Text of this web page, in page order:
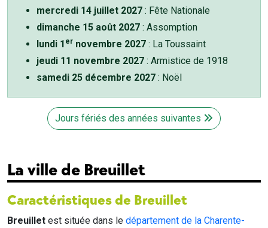
mercredi 14 juillet 2027 : Fête Nationale
dimanche 15 août 2027 : Assomption
lundi 1 er novembre 2027 : La Toussaint
jeudi 11 novembre 2027 : Armistice de 1918
samedi 25 décembre 2027 : Noël
Jours fériés des années suivantes
La ville de Breuillet
Caractéristiques de Breuillet
Breuillet est située dans le département de la Charente-